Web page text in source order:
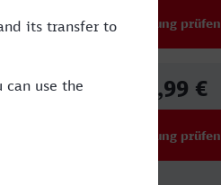
Verbindung prüfen
37,99 €
Verbindung prüfen